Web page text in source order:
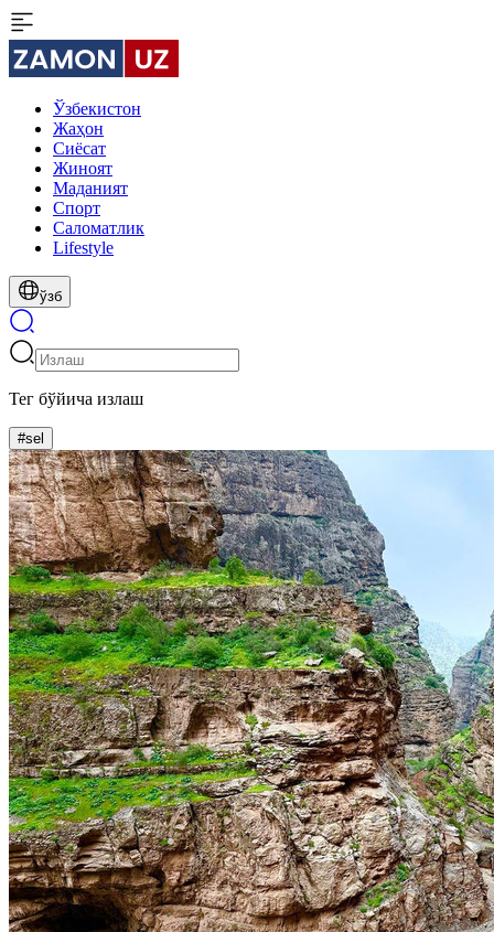
Ўзбекистон
Жаҳон
Сиёсат
Жиноят
Маданият
Спорт
Cаломатлик
Lifestyle
ўзб
Тег бўйича излаш
#sel